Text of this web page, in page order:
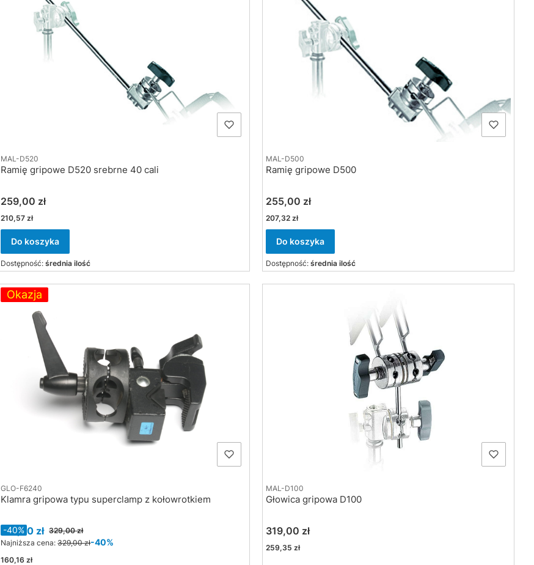
MAL-D520
Ramię gripowe D520 srebrne 40 cali
Cena
259,00 zł
Cena
210,57 zł
Do koszyka
Dostępność:średnia ilość
MAL-D500
Ramię gripowe D500
Cena
255,00 zł
Cena
207,32 zł
Do koszyka
Dostępność: średnia ilość
Okazja
GLO-F6240
Klamra gripowa typu superclamp z kołowrotkiem
Cena promocyjna
197,00 zł 329,00 zł
-40%
Najniższa cena: 329,00 zł-40%
Cena
160,16 zł
MAL-D100
Głowica gripowa D100
Cena
319,00 zł
Cena
259,35 zł